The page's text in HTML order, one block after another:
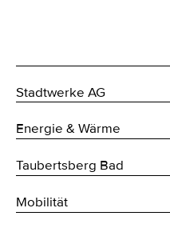
Stadtwerke AG
Energie & Wärme
Taubertsberg Bad
Mobilität